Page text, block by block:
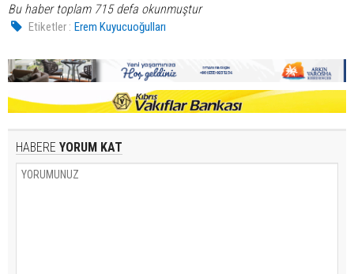
Bu haber toplam 715 defa okunmuştur
Etiketler : Erem Kuyucuoğulları
HABERE YORUM KAT